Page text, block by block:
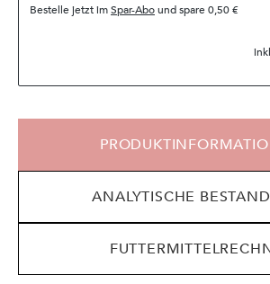
Bestelle jetzt imSpar-Abound spare0,50 €
ANALYTISCHE